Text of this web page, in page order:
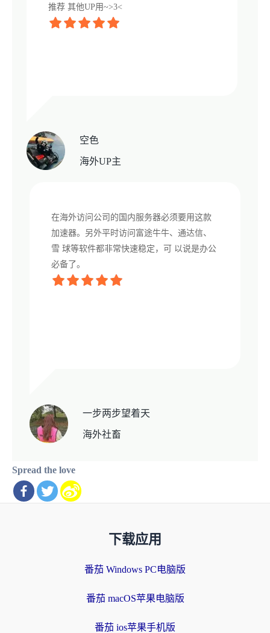
推荐 其他UP用~>3<
空色
海外UP主
在海外访问公司的国内服务器必须要用这款
加速器。另外平时访问富途牛牛、通达信、
雪 球等软件都非常快速稳定，可 以说是办公
必备了。
一步两步望着天
海外社畜
Spread the love
下载应用
番茄 Windows PC电脑版
番茄 macOS苹果电脑版
番茄 ios苹果手机版